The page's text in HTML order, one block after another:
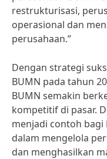
restrukturisasi,
operasional dan
perusahaan.”
Dengan strategi
BUMN pada tahun
BUMN semakin
kompetitif di pasar.
menjadi contoh bagi
dalam mengelola
dan menghasilkan